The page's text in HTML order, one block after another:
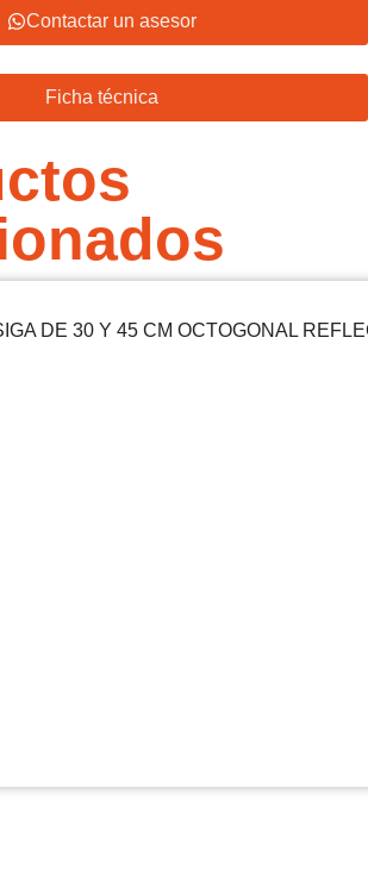
Contactar un asesor
Ficha técnica
DE 30 Y 45 CM OCTOGONAL